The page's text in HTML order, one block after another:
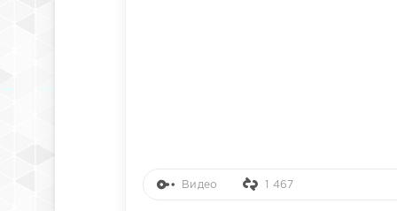
Видео 1 467